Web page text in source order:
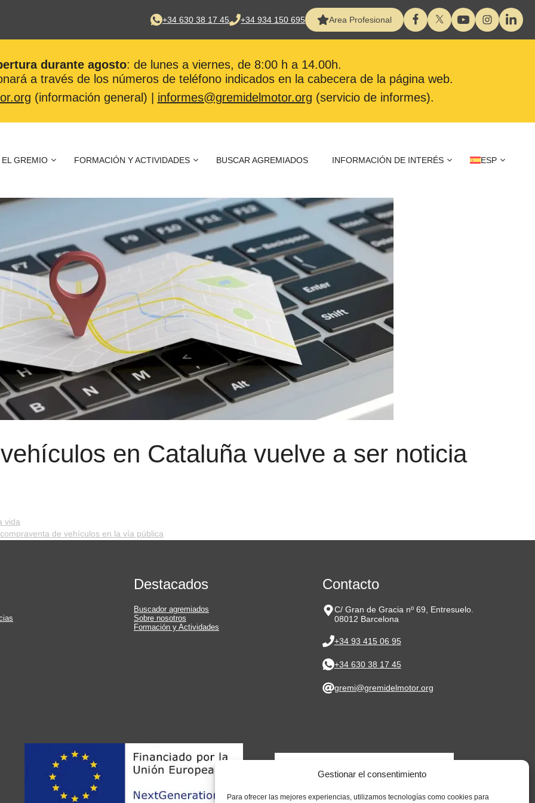
Gestionar el consentimiento
Para ofrecer las mejores experiencias, utilizamos tecnologías como cookies para
+34 630 38 17 45 +34 934 150 695 Area Profesional
durante agosto: de lunes a viernes, de 8:00 h a 14.00h.
a través de los números de teléfono indicados en la cabecera de la página web.
(información general) | informes@gremidelmotor.org (servicio de informes).
EL GREMIO FORMACIÓN Y ACTIVIDADES BUSCAR AGREMIADOS INFORMACIÓN DE INTERÉS ESP
en Cataluña vuelve a ser noticia
vida
de vehículos en la vía pública
Destacados
Buscador agremiados
Sobre nosotros
Formación y Actividades
Contacto
C/ Gran de Gracia nº 69, Entresuelo.
08012 Barcelona
+34 93 415 06 95
+34 630 38 17 45
gremi@gremidelmotor.org